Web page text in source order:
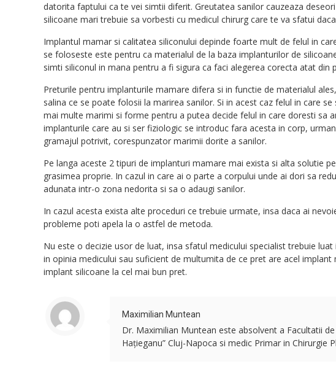
datorita faptului ca te vei simtii diferit. Greutatea sanilor cauzeaza
silicoane mari trebuie sa vorbesti cu medicul chirurg care te va sfatui
Implantul mamar si calitatea siliconului depinde foarte mult de felul in
se foloseste este pentru ca materialul de la baza implanturilor de
simti siliconul in mana pentru a fi sigura ca faci alegerea corecta atat din
Preturile pentru implanturile mamare difera si in functie de materialul
salina ce se poate folosii la marirea sanilor. Si in acest caz felul in care
mai multe marimi si forme pentru a putea decide felul in care doresti sa
implanturile care au si ser fiziologic se introduc fara acesta in corp,
gramajul potrivit, corespunzator marimii dorite a sanilor.
Pe langa aceste 2 tipuri de implanturi mamare mai exista si alta solutie
grasimea proprie. In cazul in care ai o parte a corpului unde ai dori sa
adunata intr-o zona nedorita si sa o adaugi sanilor.
In cazul acesta exista alte proceduri ce trebuie urmate, insa daca ai
probleme poti apela la o astfel de metoda.
Nu este o decizie usor de luat, insa sfatul medicului specialist trebuie
in opinia medicului sau suficient de multumita de ce pret are acel
implant silicoane la cel mai bun pret.
Maximilian Muntean
Dr. Maximilian Muntean este absolvent a Facultatii
Hațieganu” Cluj-Napoca si medic Primar in Chirurgie